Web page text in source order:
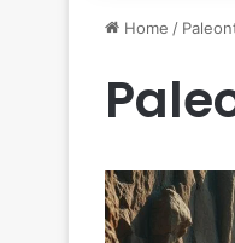
Home /